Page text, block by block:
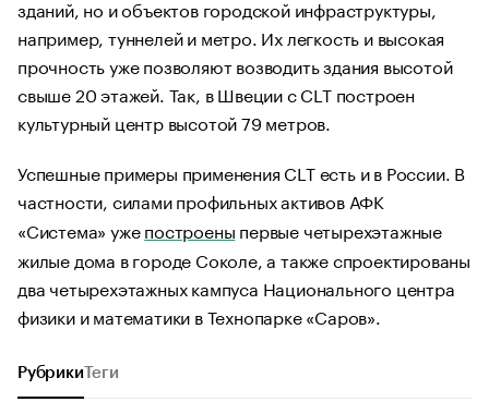
зданий, но и объектов городской инфраструктуры,
например, туннелей и метро. Их легкость и высокая
прочность уже позволяют возводить здания высотой
свыше 20 этажей. Так, в Швеции с CLT построен
культурный центр высотой 79 метров.
Успешные примеры применения CLT есть и в России. В
частности, силами профильных активов АФК
«Система» ужепостроены первые четырехэтажные
жилые дома в городе Соколе, а также спроектированы
два четырехэтажных кампуса Национального центра
физики и математики в Технопарке «Саров».
Рубрики Теги